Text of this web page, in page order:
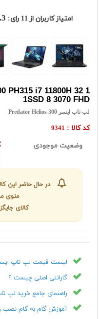
امتیاز کاربران از11 رای:
PH315 i7 11800H 32 1
1SSD 8 3070 FHD
لپ تاپ ایسر Predator Helios 300
کد کالا : 9341
وضعیت موجودی
در حال حاضر این
منوی
کالای
لیست قیمت لپ تاپ
گارانتی اصلی چیست ؟
راهنمای جامع خرید لپ
آموزش گام به گام نصب